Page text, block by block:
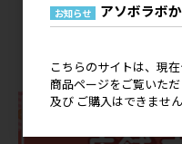
店舗
お知らせ アソボラボ
こちらのサイトは、現在
商品ページをご覧いた
及び ご購入はできませ